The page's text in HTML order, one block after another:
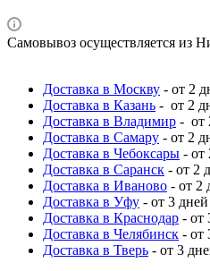
Самовывоз осуществляется из
Доставка в Москву - от 2
Доставка в Казань - от 2
Доставка в Владимир - от
Доставка в Самару - от 2
Доставка в Чебоксары - от
Доставка в Саранск - от 2
Доставка в Иваново - от 2
Доставка в Уфу - от 3 дней
Доставка в Краснодар - от
Доставка в Челябинск - от
Доставка в Тверь - от 3